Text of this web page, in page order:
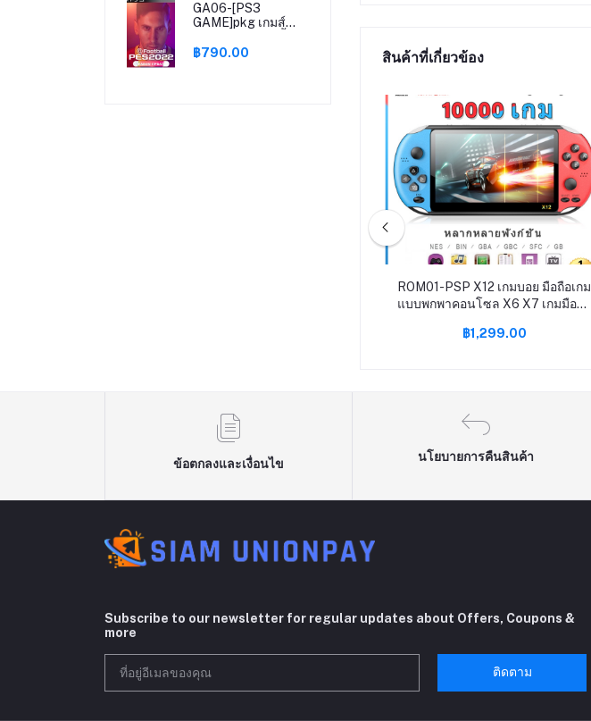
Hen PS3 GAME
GA06-[PS3
GAME]pkg เกมส์
สำหรับติดตั้งเกมส์บน
฿790.00 สินค้าที่เกี่ยวข้อง
ROM01-PSP X12 เกมบอย มือถือเกม
แบบพกพาคอนโซล X6 X7 เกมมือถือ
คิดถึงย้อนยุค fcgames MP5มือถือ
฿1,299.00
ข้อตกลงและเงื่อนไข
นโยบายการคืนสินค้า
Subscribe to our newsletter for regular updates about Offers, Coupons &
more
ติดตาม